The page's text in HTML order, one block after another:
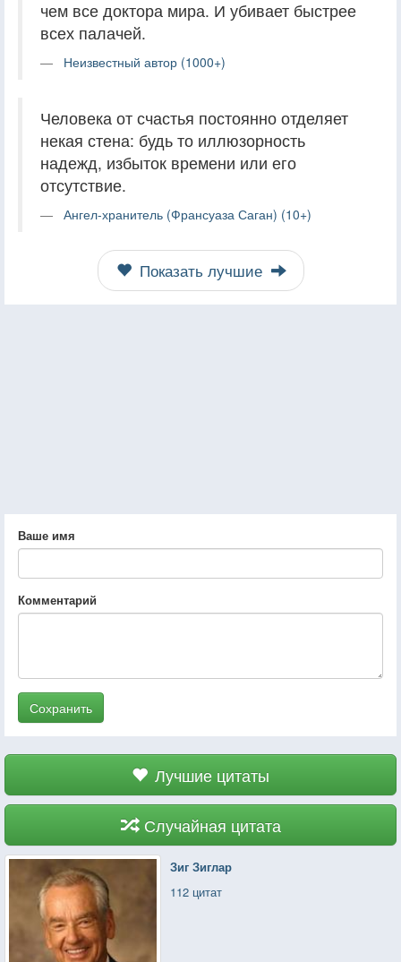
чем все доктора мира. И убивает быстрее
всех палачей.
Неизвестный автор (1000+)
Человека от счастья постоянно отделяет
некая стена: будь то иллюзорность
надежд, избыток времени или его
отсутствие.
Ангел-хранитель (Франсуаза Саган) (10+)
Показать лучшие
Ваше имя
Комментарий
Сохранить
Лучшие цитаты
Случайная цитата
Зиг Зиглар
112 цитат